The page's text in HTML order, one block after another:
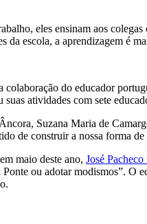
eles ensinam aos
da escola, a aprendizagem é
do educador
atividades com sete
Suzana Maria de
de construir a nossa forma
maio deste ano, José
ou adotar modismos”. O